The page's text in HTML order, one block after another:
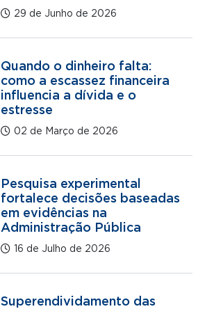
29 de Junho de 2026
Quando o dinheiro falta:
como a escassez financeira
influencia a dívida e o
estresse
02 de Março de 2026
Pesquisa experimental
fortalece decisões baseadas
em evidências na
Administração Pública
16 de Julho de 2026
Superendividamento das